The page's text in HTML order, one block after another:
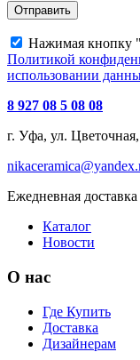
Отправить
Нажимая кнопку
Политикой
использовании
8 927 08 5 08 08
г. Уфа, ул.
Ежедневная
Каталог
Новости
О нас
Где Купить
Доставка
Дизайнерам